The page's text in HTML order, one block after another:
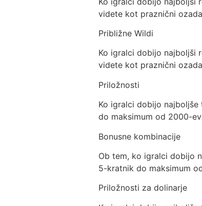
videte kot praznični
Približne Wildi
Ko igralci dobijo najboljši
videte kot praznični
Priložnosti
Ko igralci dobijo
do maksimum od 2000-
Bonusne kombinacije
Ob tem, ko igralci dobijo
5-kratnik do maksimum
Priložnosti za dolinarje